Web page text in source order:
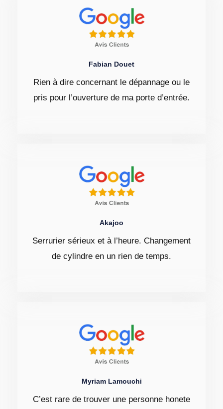
Fabian Douet
Rien à dire concernant le dépannage ou le
pris pour l’ouverture de ma porte d’entrée.
Akajoo
Serrurier sérieux et à l’heure. Changement
de cylindre en un rien de temps.
Myriam Lamouchi
C’est rare de trouver une personne honete